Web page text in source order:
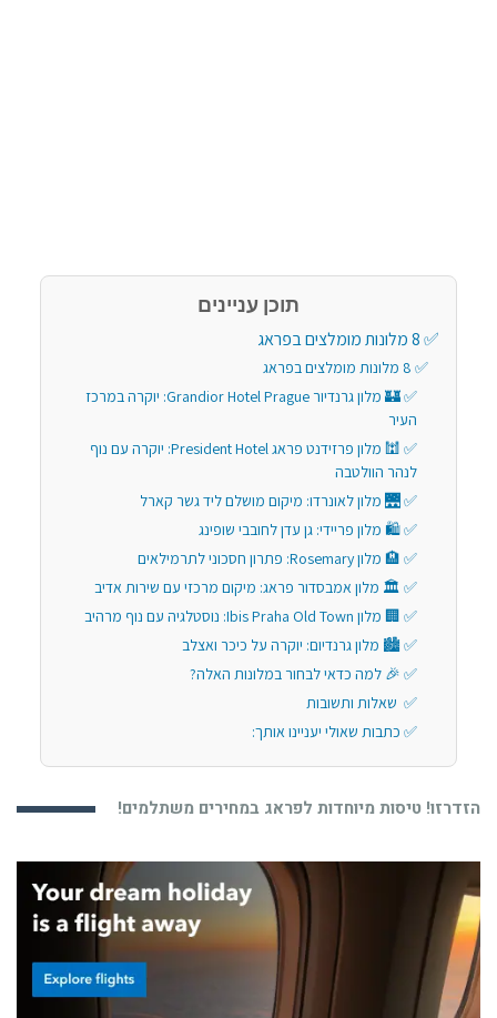
תוכן עניינים
8 מלונות מומלצים בפראג
8 מלונות מומלצים בפראג
🏰 מלון גרנדיור Grandior Hotel Prague: יוקרה במרכז
העיר
🕍 מלון פרזידנט פראג President Hotel: יוקרה עם נוף
לנהר הוולטבה
🌉 מלון לאונרדו: מיקום מושלם ליד גשר קארל
🛍️ מלון פריידי: גן עדן לחובבי שופינג
🏨 מלון Rosemary: פתרון חסכוני לתרמילאים
🏛️ מלון אמבסדור פראג: מיקום מרכזי עם שירות אדיב
🏢 מלון Ibis Praha Old Town: נוסטלגיה עם נוף מרהיב
🏙️ מלון גרנדיום: יוקרה על כיכר ואצלב
🎉 למה כדאי לבחור במלונות האלה?
שאלות ותשובות
כתבות שאולי יעניינו אותך:
הזדרזו! טיסות מיוחדות לפראג במחירים משתלמים!